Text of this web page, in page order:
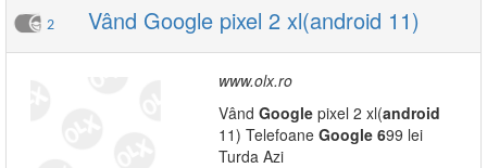
2 Vând Google pixel 2 xl(android 11)
www.olx.ro
Vând Google pixel 2 xl(android
11) Telefoane Google 699 lei
Turda Azi